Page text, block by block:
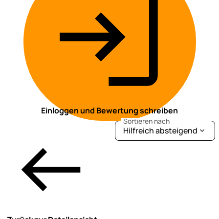
Einloggen und Bewertung schreiben
Sortieren nach
Hilfreich absteigend